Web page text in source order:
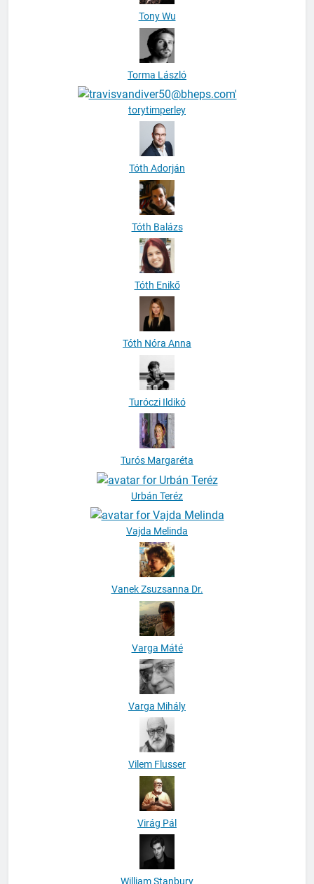
Torma László
Tóth Adorján
Tóth Balázs
Tóth Enikő
Tóth Nóra Anna
Turóczi Ildikó
Turós Margaréta
Vanek Zsuzsanna Dr.
Varga Máté
Varga Mihály
Vilem Flusser
Virág Pál
William Stanbury